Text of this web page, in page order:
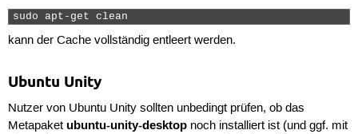
sudo apt-get clean
kann der Cache vollständig entleert werden.
Ubuntu Unity
Nutzer von Ubuntu Unity sollten unbedingt prüfen, ob das
Metapaket ubuntu-unity-desktopnoch installiert ist (und ggf. mit